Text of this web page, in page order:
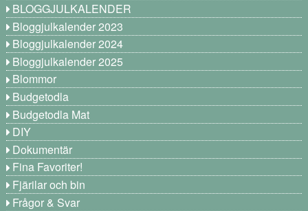
BLOGGJULKALENDER
Bloggjulkalender 2023
Bloggjulkalender 2024
Bloggjulkalender 2025
Blommor
Budgetodla
Budgetodla Mat
DIY
Dokumentär
Fina Favoriter!
Fjärilar och bin
Frågor & Svar